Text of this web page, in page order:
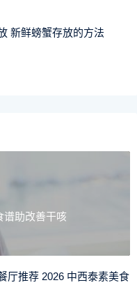
新鲜螃蟹存放的方法
谱助改善干咳
厅推荐 2026 中西泰素美食